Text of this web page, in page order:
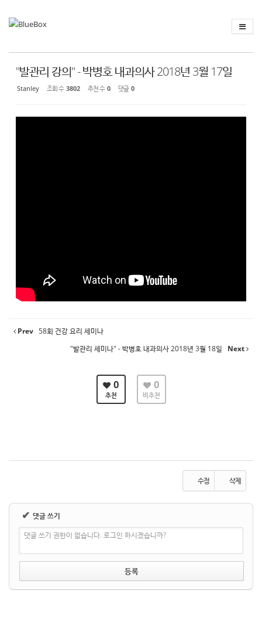
"발관리 강의" - 박병호 내과의사 2018년 3월 17일
Stanley 조회 수 3802 추천 수 0 댓글 0
Prev 58회 건강 요리 세미나
"발관리 세미나" - 박병호 내과의사 2018년 3월 18일
Next
0
추천
0
비추천
수정 삭제
✔ 댓글 쓰기
댓글 쓰기 권한이 없습니다. 로그인 하시겠습니까?
스케치북5
스케치북5